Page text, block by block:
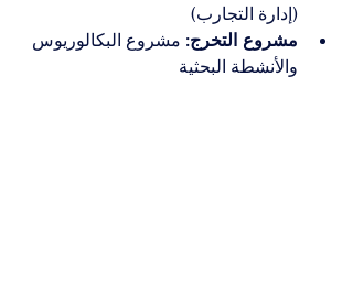
(إدارة التجارب)
مشروع التخرج: مشروع البكالوريوس
والأنشطة البحثية